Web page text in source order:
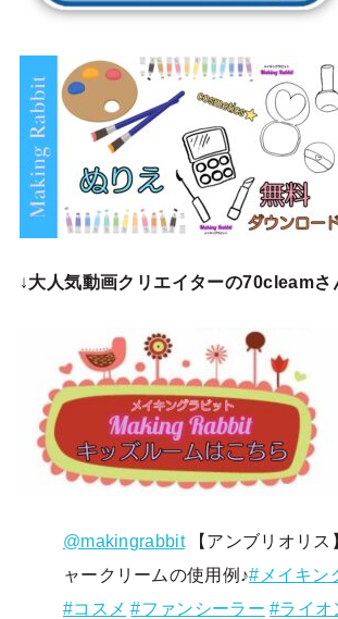
↓大人気動画クリエイターの70cleamさ
@makingrabbit【アンブリオリス
ャークリームの使用例♪#メイキン
#コスメ #ファンシーラー #ライオ